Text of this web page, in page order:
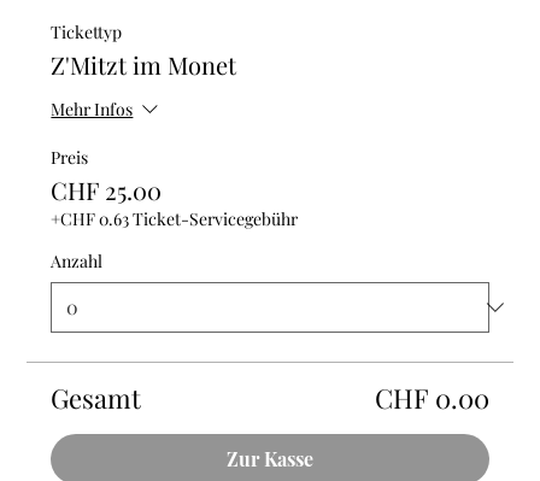
Tickettyp
Z'Mitzt im Monet
Mehr Infos
Preis
CHF 25.00
+CHF 0.63 Ticket-Servicegebühr
Anzahl
Gesamt CHF 0.00
Zur Kasse